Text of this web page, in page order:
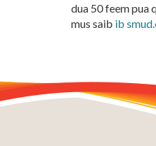
dua 50 feem pua
mus saib ib